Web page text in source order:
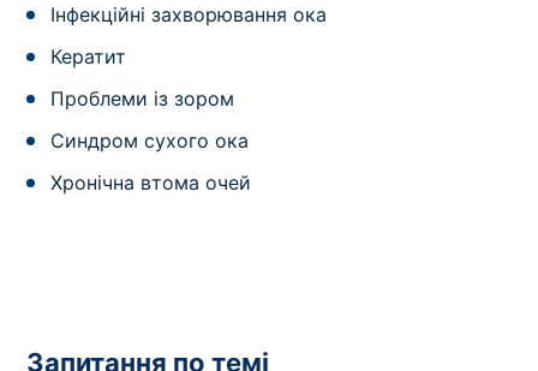
Інфекційні захворювання ока
Кератит
Проблеми із зором
Синдром сухого ока
Хронічна втома очей
Запитання по темі